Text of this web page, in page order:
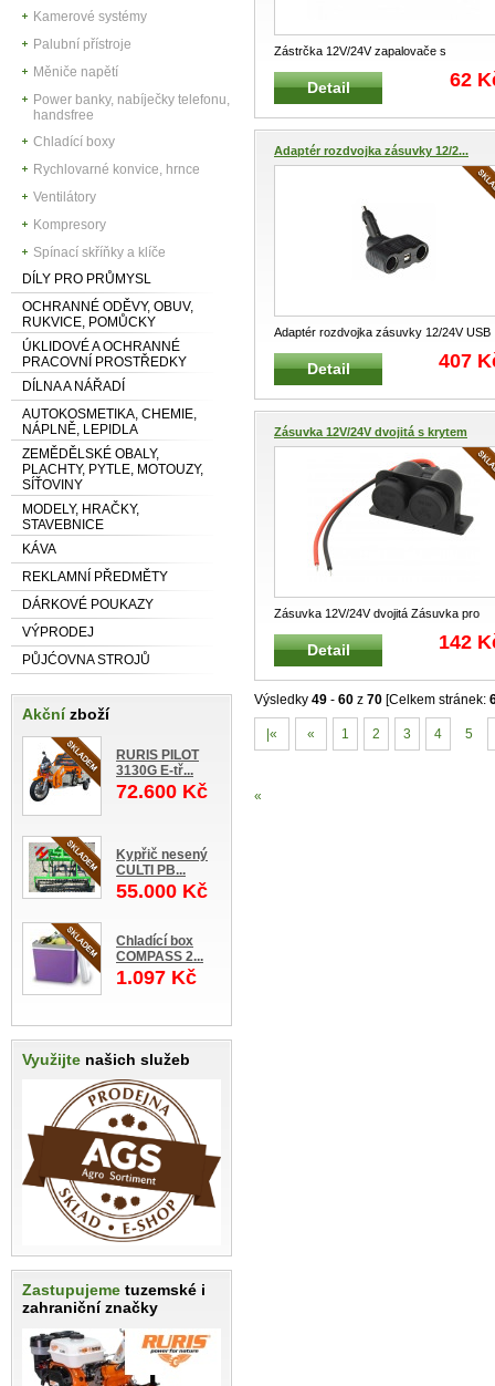
Kamerové systémy
Palubní přístroje
Měniče napětí
Power banky, nabíječky telefonu,
handsfree
Chladící boxy
Rychlovarné konvice, hrnce
Ventilátory
Kompresory
Spínací skříňky a klíče
DÍLY PRO PRŮMYSL
OCHRANNÉ ODĚVY, OBUV,
RUKVICE, POMŮCKY
ÚKLIDOVÉ A OCHRANNÉ
PRACOVNÍ PROSTŘEDKY
DÍLNA A NÁŘADÍ
AUTOKOSMETIKA, CHEMIE,
NÁPLNĚ, LEPIDLA
ZEMĚDĚLSKÉ OBALY,
PLACHTY, PYTLE, MOTOUZY,
SÍŤOVINY
MODELY, HRAČKY,
STAVEBNICE
KÁVA
REKLAMNÍ PŘEDMĚTY
DÁRKOVÉ POUKAZY
VÝPRODEJ
PŮJĆOVNA STROJŮ
Akčnízboží
RURIS PILOT
3130G E-tř...
72.600 Kč
Kypřič nesený
CULTI PB...
55.000 Kč
Chladící box
COMPASS 2...
1.097 Kč
Využijte našich služeb
Zastupujeme tuzemské i
zahraniční značky
Zástrčka 12V/24V zapalovače s
vypínačem CARMOTION 86111
...
Detail 62
Adaptér rozdvojka zásuvky 12/2...
Adaptér rozdvojka zásuvky 12/24V USB
zapalovače Adaptér pro elektroin
Detail 407
Zásuvka 12V/24V dvojitá s krytem
Zásuvka 12V/24V dvojitá Zásuvka pro
elektroinstalaci do automobilů, d
Detail 142
Výsledky 49 - 60 z 70 [Celkem stránek:
|« « 1 2 3 4 5
«